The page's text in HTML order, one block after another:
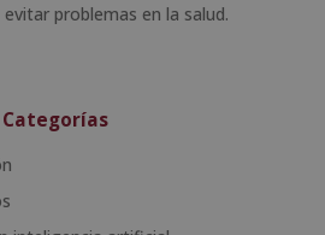
problemas en la salud.
Categorías